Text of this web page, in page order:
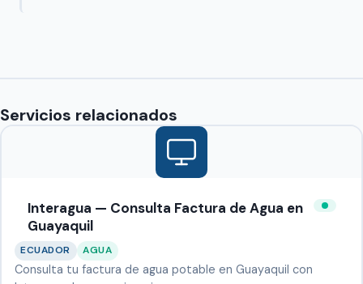
Servicios relacionados
Interagua — Consulta Factura de Agua en
Guayaquil
ECUADOR AGUA
Consulta tu factura de agua potable en Guayaquil con